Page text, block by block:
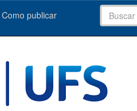
Como publicar